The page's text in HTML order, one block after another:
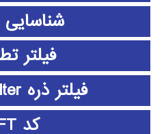
فیلتر
فیلتر ذره particle filter
کد SIFT